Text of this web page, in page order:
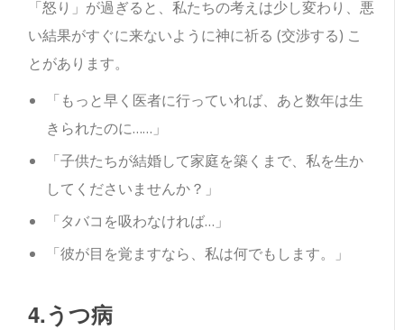
「怒り」が過ぎると、私たちの考えは少し変わり、悪
い結果がすぐに来ないように神に祈る (交渉する) こ
とがあります。
「もっと早く医者に行っていれば、あと数年は生
きられたのに……」
「子供たちが結婚して家庭を築くまで、私を生か
してくださいませんか？」
「タバコを吸わなければ…」
「彼が目を覚ますなら、私は何でもします。」
4.うつ病